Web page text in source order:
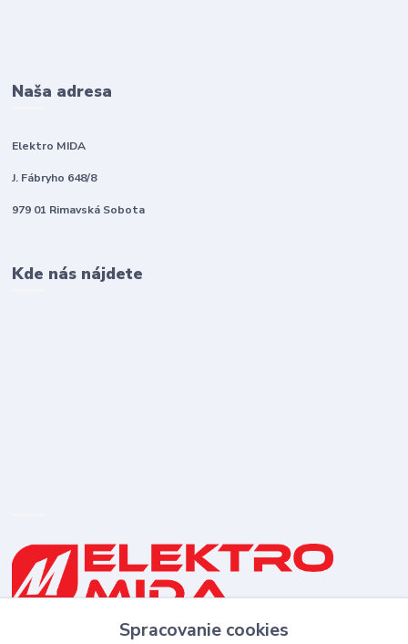
Naša adresa
Elektro MIDA
J. Fábryho 648/8
979 01 Rimavská Sobota
Kde nás nájdete
Spracovanie cookies